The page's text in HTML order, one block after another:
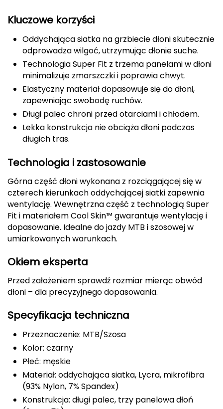
Cassin
Ciele Athletics
Climbing Technology
Coleman
Columbia
DUNLOP
Darn Tough
Deuter
Dolomite
E
ENERO CAMP
ENERO PRO
Elmer by Swany
Kluczowe korzyści
Oddychająca siatka na grzbiecie dłoni skutecznie
odprowadza wilgoć, utrzymując dłonie suche.
Technologia Super Fit z trzema panelami w dłoni
minimalizuje zmarszczki i poprawia chwyt.
Elastyczny materiał dopasowuje się do dłoni,
zapewniając swobodę ruchów.
Długi palec chroni przed otarciami i chłodem.
Lekka konstrukcja nie obciąża dłoni podczas
długich tras.
Technologia i zastosowanie
Górna część dłoni wykonana z rozciągającej się w
czterech kierunkach oddychającej siatki zapewnia
wentylację. Wewnętrzna część z technologią Super
Fit i materiałem Cool Skin™ gwarantuje wentylację i
dopasowanie. Idealne do jazdy MTB i szosowej w
umiarkowanych warunkach.
Okiem eksperta
Przed założeniem sprawdź rozmiar mierąc obwód
dłoni – dla precyzyjnego dopasowania.
Specyfikacja techniczna
Przeznaczenie: MTB/Szosa
Kolor: czarny
Płeć: męskie
Materiał: oddychająca siatka, Lycra, mikrofibra
(93% Nylon, 7% Spandex)
Konstrukcja: długi palec, trzy panelowa dłoń